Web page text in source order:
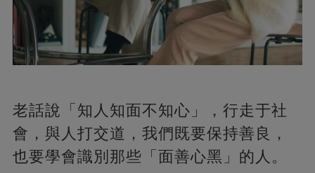
老話說「知人知面不知心」，行走于社
會，與人打交道，我們既要保持善良，
也要學會識別那些「面善心黑」的人。